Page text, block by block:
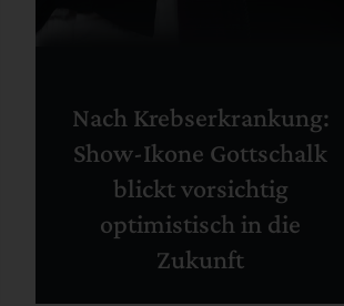
Nach Krebserkrankung:
Show-Ikone Gottschalk
blickt vorsichtig
optimistisch in die
Zukunft